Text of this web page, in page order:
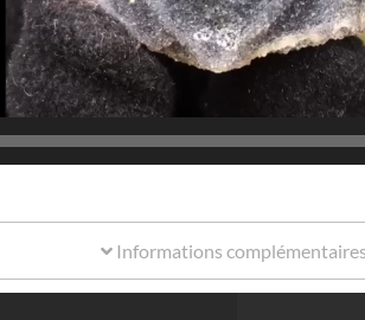
Informations complémentaires